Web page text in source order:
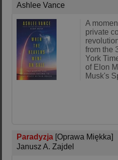
Ashlee Vance
A
private
from the
York
of Elon
Musk's
Paradyzja [Oprawa Miękka]
Janusz A. Zajdel